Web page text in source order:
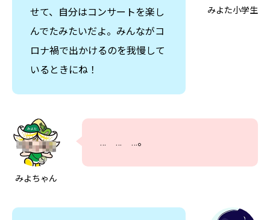
みよた小学生
せて、自分はコンサートを楽し
んでたみたいだよ。みんながコ
ロナ禍で出かけるのを我慢して
いるときにね！
みよちゃん
… … …。